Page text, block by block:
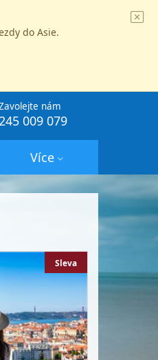
do Asie.
nám
009 079
Více
Sleva